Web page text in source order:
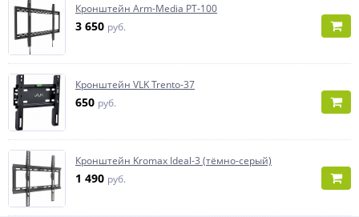
Кронштейн Arm-Media PT-100
3 650 руб.
Кронштейн VLK Trento-37
650 руб.
Кронштейн Kromax Ideal-3 (тёмно-серый)
1 490 руб.